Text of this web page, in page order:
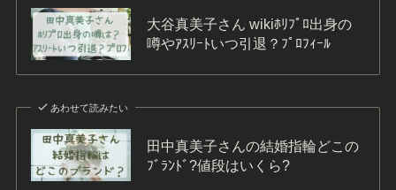
大谷真美子さん wikiﾎﾘﾌﾟﾛ出身の
噂やｱｽﾘｰﾄいつ引退？ﾌﾟﾛﾌｨｰﾙ
あわせて読みたい
田中真美子さんの結婚指輪どこの
ﾌﾞﾗﾝﾄﾞ?値段はいくら?